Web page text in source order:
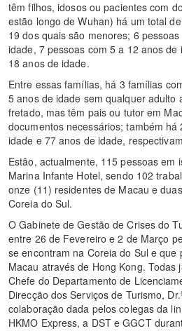
têm filhos, idosos ou pacientes com
estão longo de Wuhan) há um total
19 dos quais são menores; 6
idade, 7 pessoas com 5 a 12 anos
18 anos de idade.
Entre essas famílias, há 3 famílias
5 anos de idade sem qualquer adulto
fretado, mas têm pais ou tutor em
documentos necessários; também
idade e 77 anos de idade,
Estão, actualmente, 115 pessoas em
Marina Infante Hotel, sendo 102
onze (11) residentes de Macau e
Coreia do Sul.
O Gabinete de Gestão de Crises do
entre 26 de Fevereiro e 2 de Março
se encontram na Coreia do Sul e
Macau através de Hong Kong. Todas
Chefe do Departamento de
Direcção dos Serviços de Turismo,
colaboração dada pelos colegas da
HKMO Express, a DST e GGCT